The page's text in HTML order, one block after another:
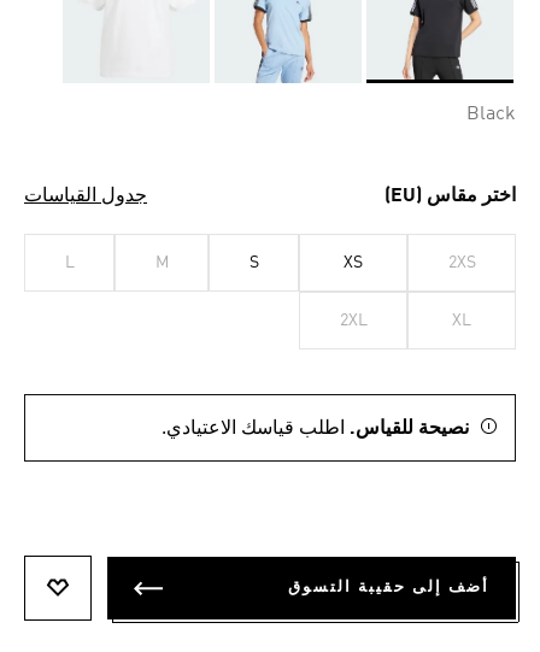
Black
اختر مقاس (EU) جدول القياسات
2XS
XS
S
M
L
XL
2XL
نصيحة للقياس. اطلب قياسك الاعتيادي.
أضف إلى حقيبة التسوق